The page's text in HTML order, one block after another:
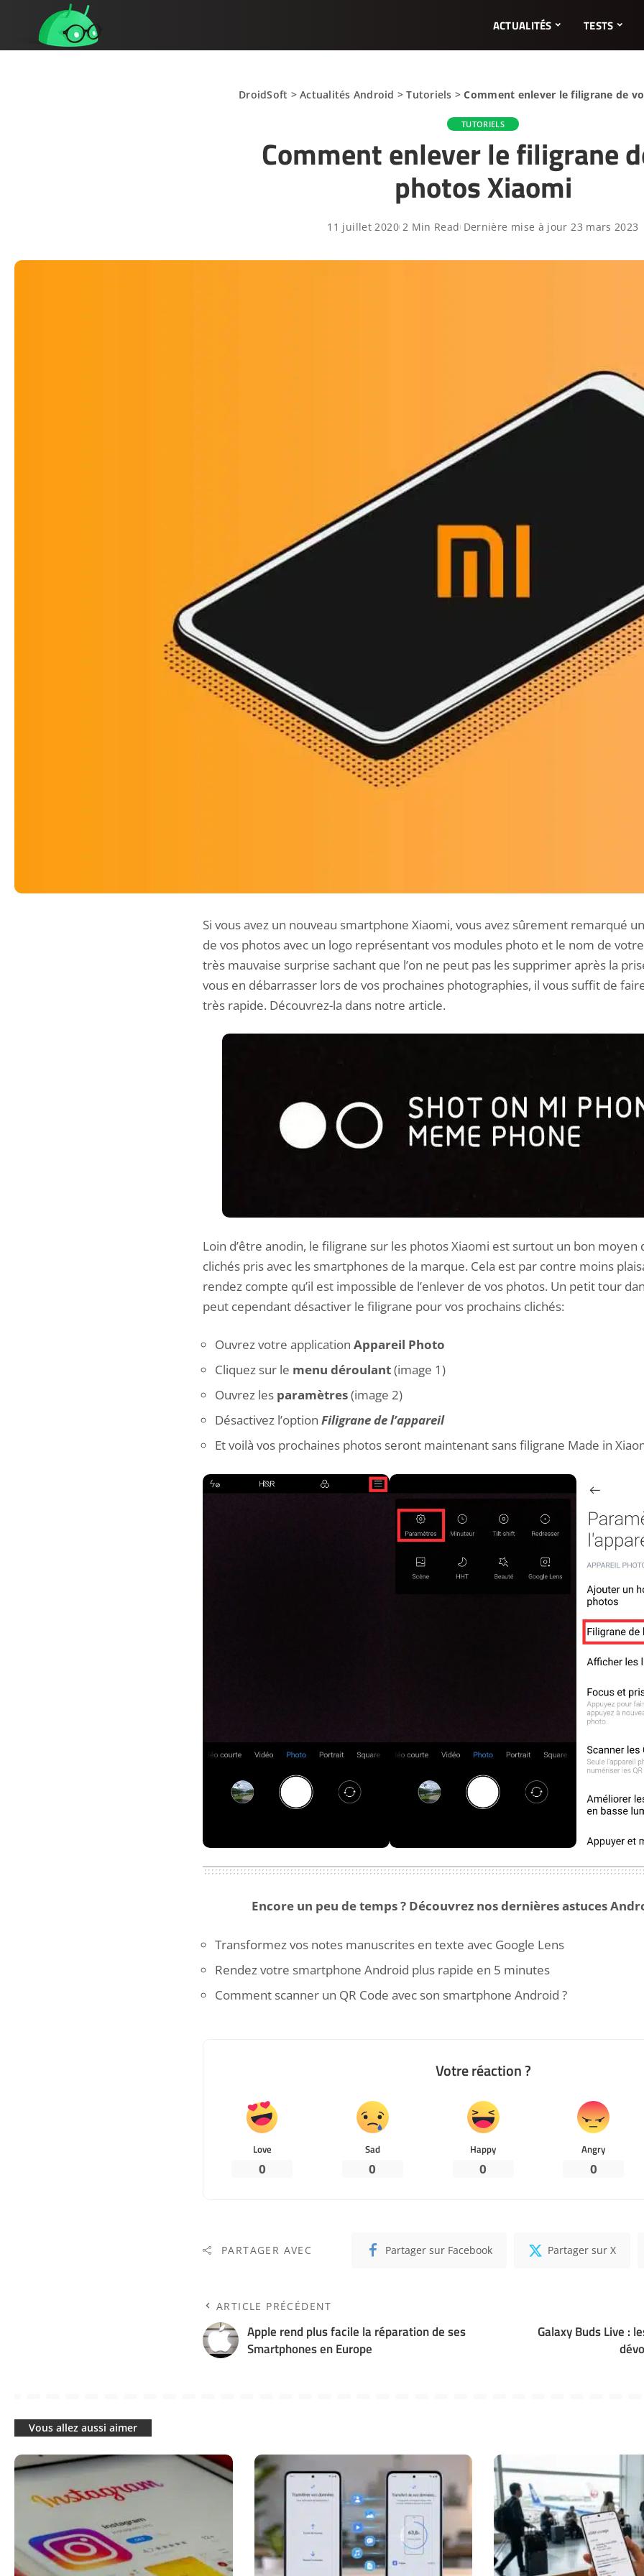
ACTUALITÉS TESTS
DroidSoft >Actualités Android >Tutoriels >Comment enlever le filigrane de
TUTORIELS
Comment enlever le filigrane
photos Xiaomi
11 juillet 2020 2 Min Read Dernière mise à jour 23 mars 2023
Si vous avez un nouveau smartphone Xiaomi, vous avez sûrement remarqué
de vos photos avec un logo représentant vos modules photo et le nom de
très mauvaise surprise sachant que l’on ne peut pas les supprimer après la
vous en débarrasser lors de vos prochaines photographies, il vous suffit de
très rapide. Découvrez-la dans notre article.
Loin d’être anodin, le filigrane sur les photos Xiaomi est surtout un bon
clichés pris avec les smartphones de la marque. Cela est par contre moins
rendez compte qu’il est impossible de l’enlever de vos photos. Un petit tour
peut cependant désactiver le filigrane pour vos prochains clichés:
Ouvrez votre application Appareil Photo
Cliquez sur le menu déroulant(image 1)
Ouvrez les paramètres(image 2)
Désactivez l’option Filigrane de l’appareil
Et voilà vos prochaines photos seront maintenant sans filigrane Made in
Encore un peu de temps ? Découvrez nos dernières astuces
Transformez vos notes manuscrites en texte avec Google Lens
Rendez votre smartphone Android plus rapide en 5 minutes
Comment scanner un QR Code avec son smartphone Android ?
Votre réaction ?
Love
0
Sad
0
Happy
0
Angry
0
PARTAGER AVEC Partager sur Facebook Partager sur X
ARTICLE PRÉCÉDENT
Apple rend plus facile la réparation de ses
Smartphones en Europe
Galaxy Buds Live :
Vous allez aussi aimer